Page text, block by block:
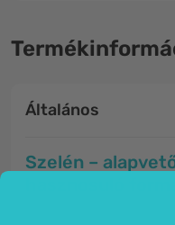
Általános
Szelén –